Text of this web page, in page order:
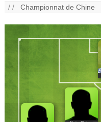
/ /Championnat de Chine